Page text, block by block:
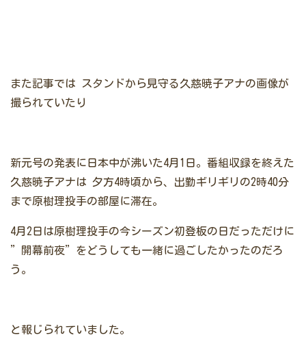
また記事では スタンドから見守る久慈暁子アナの画像が
撮られていたり
新元号の発表に日本中が沸いた4月1日。番組収録を終えた
久慈暁子アナは 夕方4時頃から、出勤ギリギリの2時40分
まで原樹理投手の部屋に滞在。
4月2日は原樹理投手の今シーズン初登板の日だっただけに
”開幕前夜”をどうしても一緒に過ごしたかったのだろ
う。
と報じられていました。